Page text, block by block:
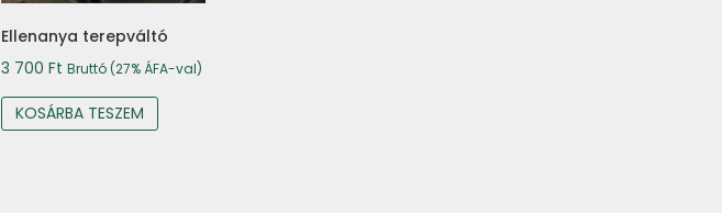
Ellenanya terepváltó
3 700 Ft Bruttó (27% ÁFA-val)
KOSÁRBA TESZEM